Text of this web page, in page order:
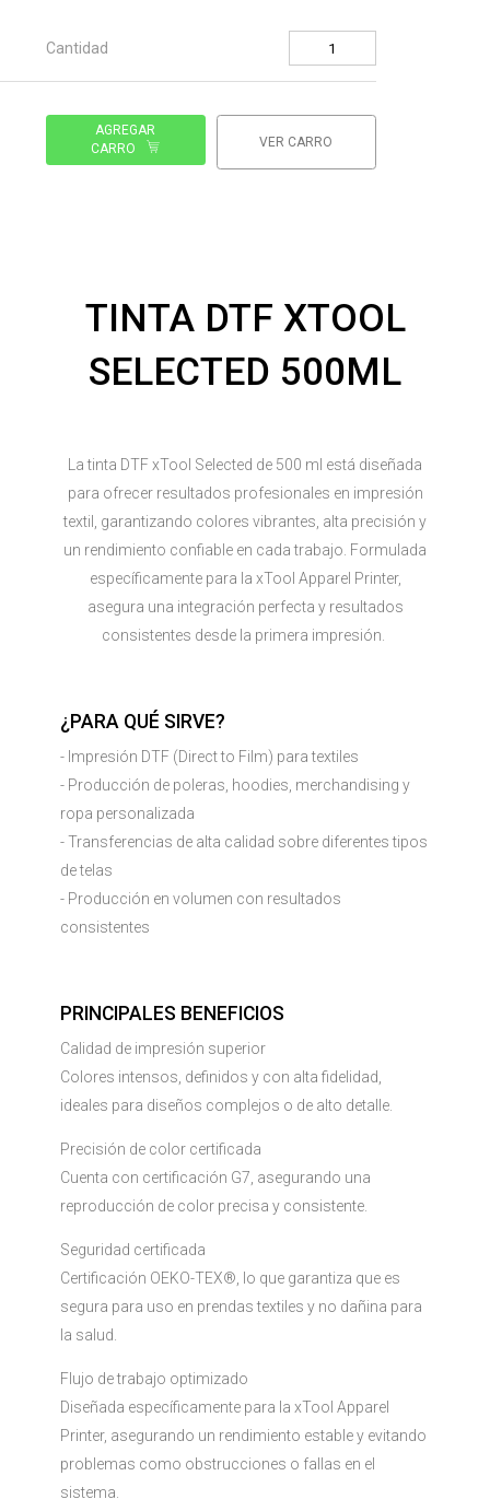
Cantidad
AGREGAR
CARRO
VER CARRO
TINTA DTF XTOOL
SELECTED 500ML
La tinta DTF xTool Selected de 500 ml está diseñada
para ofrecer resultados profesionales en impresión
textil, garantizando colores vibrantes, alta precisión y
un rendimiento confiable en cada trabajo. Formulada
específicamente para la xTool Apparel Printer,
asegura una integración perfecta y resultados
consistentes desde la primera impresión.
¿PARA QUÉ SIRVE?
- Impresión DTF (Direct to Film) para textiles
- Producción de poleras, hoodies, merchandising y
ropa personalizada
- Transferencias de alta calidad sobre diferentes tipos
de telas
- Producción en volumen con resultados
consistentes
PRINCIPALES BENEFICIOS
Calidad de impresión superior
Colores intensos, definidos y con alta fidelidad,
ideales para diseños complejos o de alto detalle.
Precisión de color certificada
Cuenta con certificación G7, asegurando una
reproducción de color precisa y consistente.
Seguridad certificada
Certificación OEKO-TEX®, lo que garantiza que es
segura para uso en prendas textiles y no dañina para
la salud.
Flujo de trabajo optimizado
Diseñada específicamente para la xTool Apparel
Printer, asegurando un rendimiento estable y evitando
problemas como obstrucciones o fallas en el
sistema.